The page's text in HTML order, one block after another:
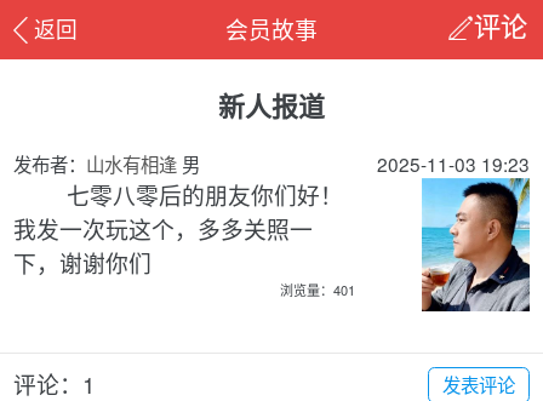
返回 评论
会员故事
新人报道
2025-11-03 19:23
发布者： 山水有相逢 男
七零八零后的朋友你们好！
我发一次玩这个，多多关照一
下，谢谢你们
浏览量：401
发表评论
评论：1